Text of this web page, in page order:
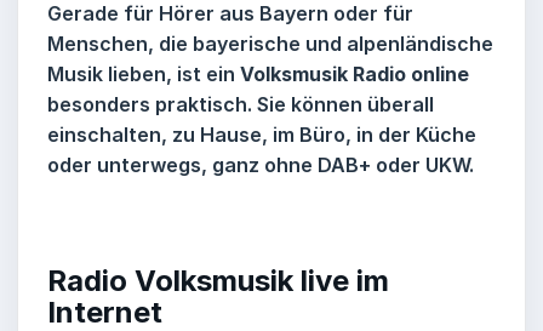
Gerade für Hörer aus Bayern oder für
Menschen, die bayerische und alpenländische
Musik lieben, ist ein Volksmusik Radio online
besonders praktisch. Sie können überall
einschalten, zu Hause, im Büro, in der Küche
oder unterwegs, ganz ohne DAB+ oder UKW.
Radio Volksmusik live im
Internet